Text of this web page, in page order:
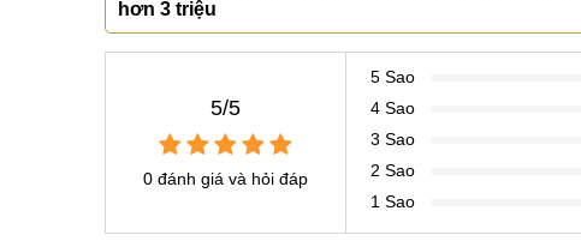
hơn 3 triệu
5/5
0 đánh giá và hỏi đáp
5 Sao
4 Sao
3 Sao
2 Sao
1 Sao